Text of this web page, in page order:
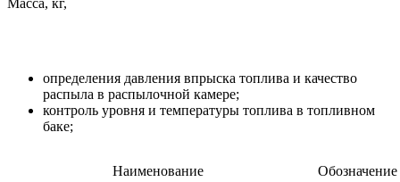
определения давления впрыска топлива и качество
распыла в распылочной камере;
контроль уровня и температуры топлива в топливном
баке;
Наименование Обозначение